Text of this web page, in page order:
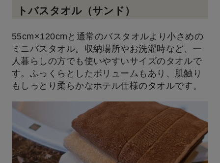
トバスタオル（サンド）
55cm×120cmと通常のバスタオルより小さめの
ミニバスタオル。収納場所やお洗濯時など、一
人暮らしの方でも使いやすいサイズのタオルで
す。ふっくらとしたボリュームもあり、肌触り
もしっとり柔らかなホテル仕様のタオルです。